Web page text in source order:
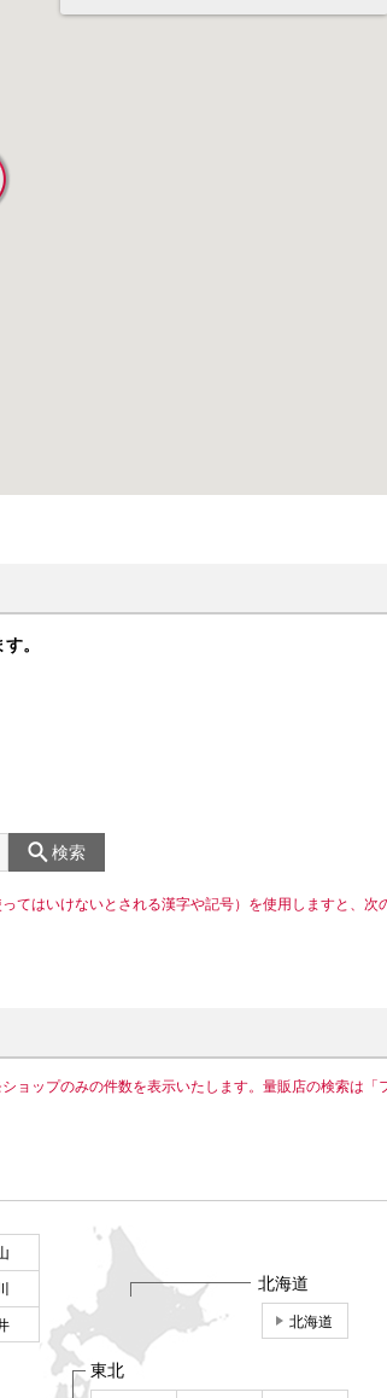
。
検索
てはいけないとされる漢字や記号）を使用しますと、次
ョップのみの件数を表示いたします。量販店の検索は「
北海道
北海道
東北